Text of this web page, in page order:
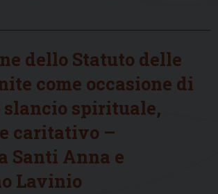
dello Statuto delle
come occasione di
spirituale,
caritativo –
Santi Anna e
Lavinio